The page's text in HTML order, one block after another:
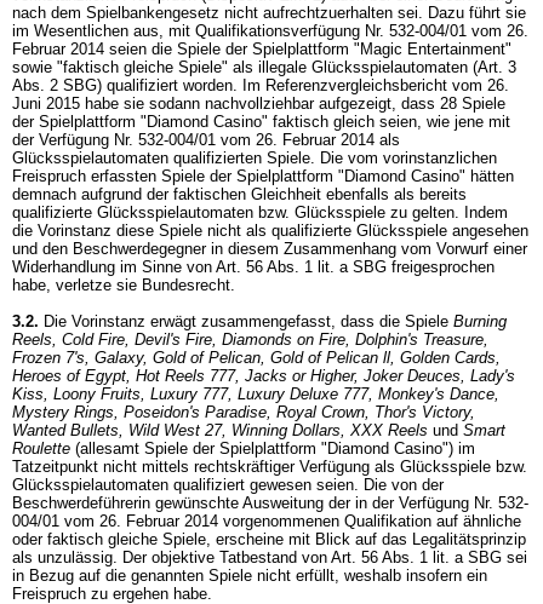
nach dem Spielbankengesetz nicht aufrechtzuerhalten sei. Dazu führt sie
im Wesentlichen aus, mit Qualifikationsverfügung Nr. 532-004/01 vom 26.
Februar 2014 seien die Spiele der Spielplattform "Magic Entertainment"
sowie "faktisch gleiche Spiele" als illegale Glücksspielautomaten (Art. 3
Abs. 2 SBG) qualifiziert worden. Im Referenzvergleichsbericht vom 26.
Juni 2015 habe sie sodann nachvollziehbar aufgezeigt, dass 28 Spiele
der Spielplattform "Diamond Casino" faktisch gleich seien, wie jene mit
der Verfügung Nr. 532-004/01 vom 26. Februar 2014 als
Glücksspielautomaten qualifizierten Spiele. Die vom vorinstanzlichen
Freispruch erfassten Spiele der Spielplattform "Diamond Casino" hätten
demnach aufgrund der faktischen Gleichheit ebenfalls als bereits
qualifizierte Glücksspielautomaten bzw. Glücksspiele zu gelten. Indem
die Vorinstanz diese Spiele nicht als qualifizierte Glücksspiele angesehen
und den Beschwerdegegner in diesem Zusammenhang vom Vorwurf einer
Widerhandlung im Sinne von Art. 56 Abs. 1 lit. a SBG freigesprochen
habe, verletze sie Bundesrecht.
3.2. Die Vorinstanz erwägt zusammengefasst, dass die Spiele Burning
Reels, Cold Fire, Devil's Fire, Diamonds on Fire, Dolphin's Treasure,
Frozen 7's, Galaxy, Gold of Pelican, Gold of Pelican ll, Golden Cards,
Heroes of Egypt, Hot Reels 777, Jacks or Higher, Joker Deuces, Lady's
Kiss, Loony Fruits, Luxury 777, Luxury Deluxe 777, Monkey's Dance,
Mystery Rings, Poseidon's Paradise, Royal Crown, Thor's Victory,
Wanted Bullets, Wild West 27, Winning Dollars, XXX Reels und Smart
Roulette (allesamt Spiele der Spielplattform "Diamond Casino") im
Tatzeitpunkt nicht mittels rechtskräftiger Verfügung als Glücksspiele bzw.
Glücksspielautomaten qualifiziert gewesen seien. Die von der
Beschwerdeführerin gewünschte Ausweitung der in der Verfügung Nr. 532-
004/01 vom 26. Februar 2014 vorgenommenen Qualifikation auf ähnliche
oder faktisch gleiche Spiele, erscheine mit Blick auf das Legalitätsprinzip
als unzulässig. Der objektive Tatbestand von Art. 56 Abs. 1 lit. a SBG sei
in Bezug auf die genannten Spiele nicht erfüllt, weshalb insofern ein
Freispruch zu ergehen habe.